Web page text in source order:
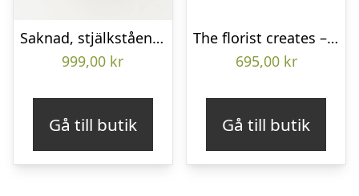
Saknad, stjälkstående bukett
999,00 kr
Gå till butik
The florist creates – Funeral bouquet
695,00 kr
Gå till butik